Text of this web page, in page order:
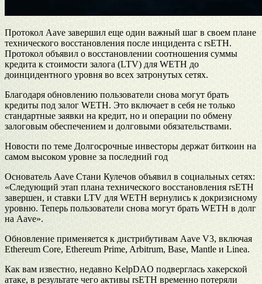
Протокол Aave завершил еще один важный шаг в своем плане
технического восстановления после инцидента с rsETH.
Протокол объявил о восстановлении соотношения суммы
кредита к стоимости залога (LTV) для WETH до
доинцидентного уровня во всех затронутых сетях.
Благодаря обновлению пользователи снова могут брать
кредиты под залог WETH. Это включает в себя не только
стандартные заявки на кредит, но и операции по обмену
залоговым обеспечением и долговыми обязательствами.
Новости по теме Долгосрочные инвесторы держат биткоин на
самом высоком уровне за последний год
Основатель Aave Стани Кулечов объявил в социальных сетях:
«Следующий этап плана технического восстановления rsETH
завершен, и ставки LTV для WETH вернулись к докризисному
уровню. Теперь пользователи снова могут брать WETH в долг
на Aave».
Обновление применяется к дистрибутивам Aave V3, включая
Ethereum Core, Ethereum Prime, Arbitrum, Base, Mantle и Linea.
Как вам известно, недавно KelpDAO подверглась хакерской
атаке, в результате чего активы rsETH временно потеряли